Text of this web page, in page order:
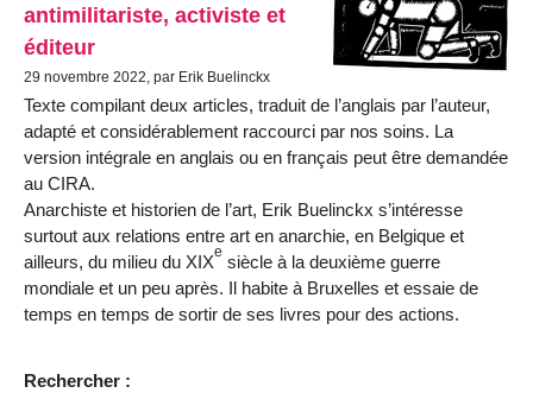
antimilitariste, activiste et
éditeur
29 novembre 2022, par Erik Buelinckx
Texte compilant deux articles, traduit de l’anglais par l’auteur,
adapté et considérablement raccourci par nos soins. La
version intégrale en anglais ou en français peut être demandée
au CIRA.
Anarchiste et historien de l’art, Erik Buelinckx s’intéresse
surtout aux relations entre art en anarchie, en Belgique et
ailleurs, du milieu du XIXe siècle à la deuxième guerre
mondiale et un peu après. Il habite à Bruxelles et essaie de
temps en temps de sortir de ses livres pour des actions.
Rechercher :